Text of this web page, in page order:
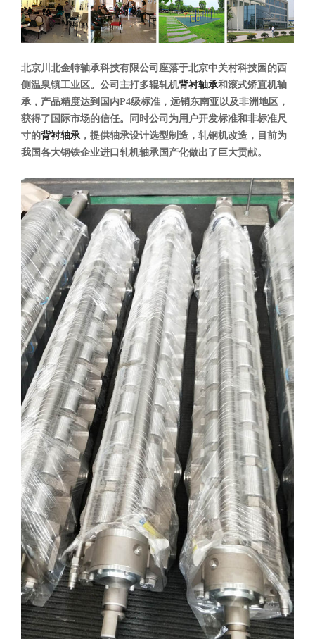
北京川北金特轴承科技有限公司座落于北京中关村科技园的西
侧温泉镇工业区。公司主打多辊轧机背衬轴承和滚式矫直机轴
承，产品精度达到国内P4级标准，远销东南亚以及非洲地区，
获得了国际市场的信任。同时公司为用户开发标准和非标准尺
寸的背衬轴承 ，提供轴承设计选型制造，轧钢机改造，目前为
我国各大钢铁企业进口轧机轴承国产化做出了巨大贡献。